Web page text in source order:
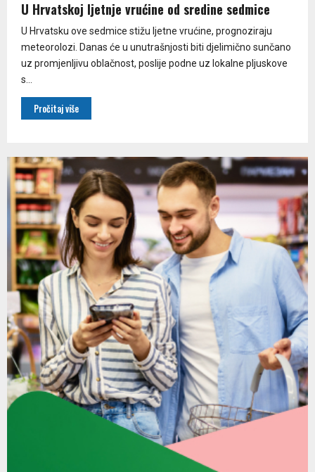
U Hrvatskoj ljetnje vrućine od sredine sedmice
U Hrvatsku ove sedmice stižu ljetne vrućine, prognoziraju
meteorolozi. Danas će u unutrašnjosti biti djelimično sunčano
uz promjenljivu oblačnost, poslije podne uz lokalne pljuskove
s...
Pročitaj više